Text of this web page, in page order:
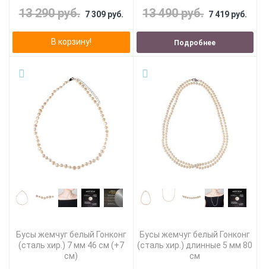
13 290 руб. 7 309 руб.
В корзину!
13 490 руб. 7 419 руб.
Подробнее
Бусы жемчуг белый Гонконг
(сталь хир.) 7 мм 46 см (+7
см)
Бусы жемчуг белый Гонконг
(сталь хир.) длинные 5 мм 80
см